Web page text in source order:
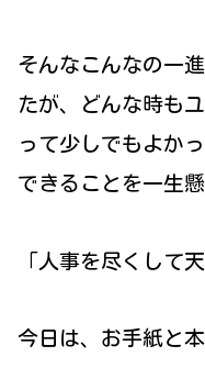
そんなこんなの一
たが、どんな時も
って少しでもよか
できることを一生
「人事を尽くして
今日は、お手紙と